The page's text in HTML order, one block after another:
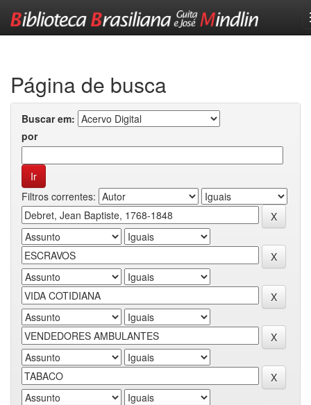
Página de busca
Buscar em:
por
Filtros correntes: